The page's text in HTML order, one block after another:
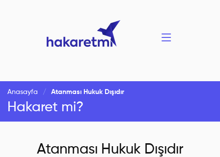
Anasayfa Atanması Hukuk Dışıdır
Hakaret mi?
Atanması Hukuk Dışıdır